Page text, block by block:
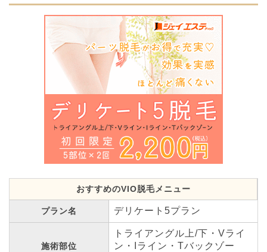
おすすめのVIO脱毛メニュー
プラン名 デリケート5プラン
施術部位
トライアングル上/下・Vライ
ン・Iライン・Tバックゾー